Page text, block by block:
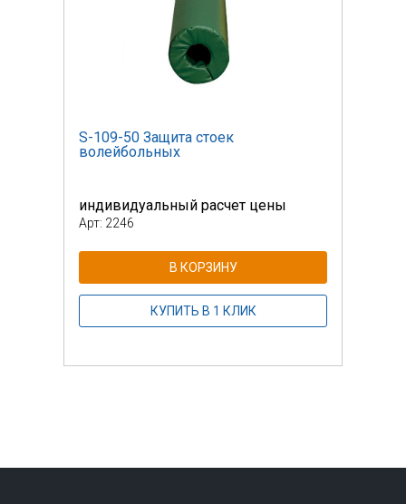
S-109-50 Защита стоек
волейбольных
индивидуальный расчет цены
Арт: 2246
В КОРЗИНУ
КУПИТЬ В 1 КЛИК